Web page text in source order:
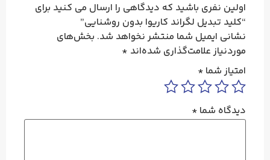
اولین نفری باشید که دیدگاهی را ارسال می کنید برای
“کلید تبدیل لگراند کاریوا بدون روشنایی”
نشانی ایمیل شما منتشر نخواهد شد. بخش‌های
موردنیاز علامت‌گذاری شده‌اند *
امتیاز شما *
دیدگاه شما *